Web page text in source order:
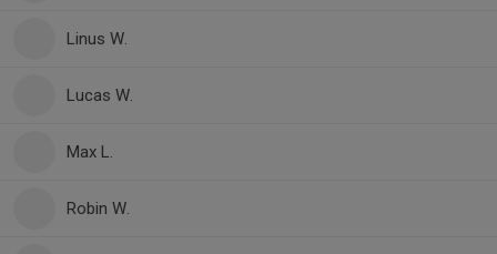
Linus W.
Lucas W.
Max L.
Robin W.